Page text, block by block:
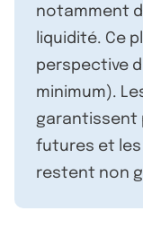
notamment
liquidité. Ce
perspective
minimum).
garantissent
futures et
restent non